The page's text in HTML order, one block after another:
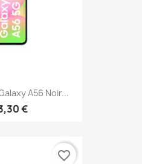
A56 Noir...
€
favorite_border